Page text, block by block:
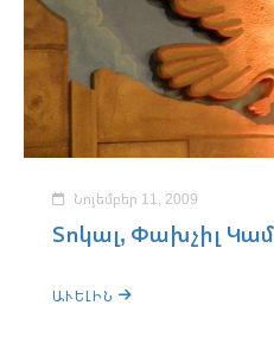
Նոյեմբեր 11, 2009
Տոկալ, Փախչիլ
ԱՒԵԼԻՆ